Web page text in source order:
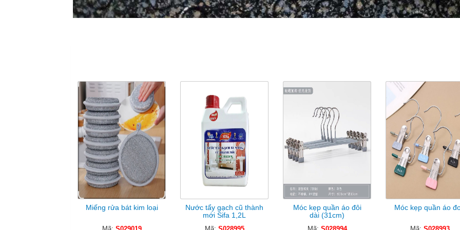
Miếng rửa bát kim loại
Nước tẩy gạch cũ thành
mới Sifa 1,2L
Móc kẹp quần áo đôi
dài (31cm)
Móc kẹp quần áo